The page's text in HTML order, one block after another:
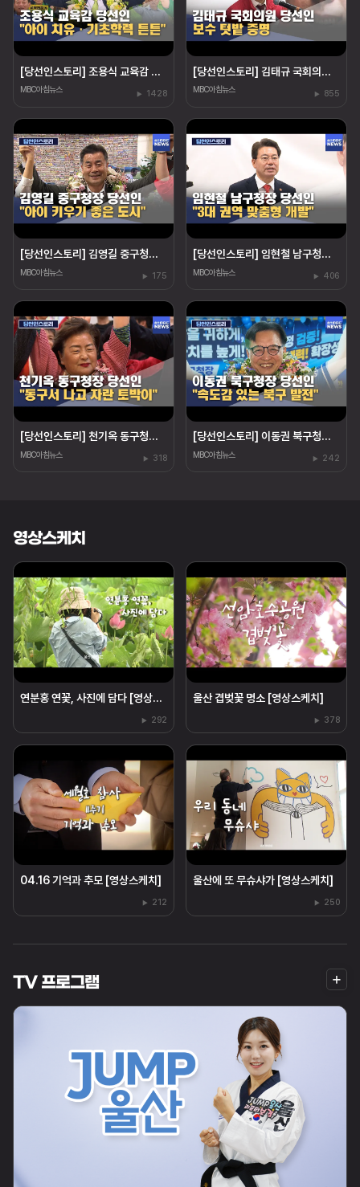
[당선인스토리] 조용식 교육감 당선인‥"아이 치유"
MBC아침뉴스 1428
[당선인스토리] 김태규 국회의원 당선인‥"울산 발전"
MBC아침뉴스 855
[당선인스토리] 김영길 중구청장 당선인 "아이 키우기 좋은 도시"
MBC아침뉴스 175
[당선인스토리] 임현철 남구청장 당선인‥"권역 개발"
MBC아침뉴스 406
[당선인스토리] 천기옥 동구청장 당선인 "동구 토박이"
MBC아침뉴스 318
[당선인스토리] 이동권 북구청장 당선인 "경험은 힘"
MBC아침뉴스 242
영상스케치
연분홍 연꽃, 사진에 담다 [영상스케치]
292
울산 겹벚꽃 명소 [영상스케치]
378
04.16 기억과 추모 [영상스케치]
212
울산에 또 무슈샤가 [영상스케치]
250
TV 프로그램
더
보